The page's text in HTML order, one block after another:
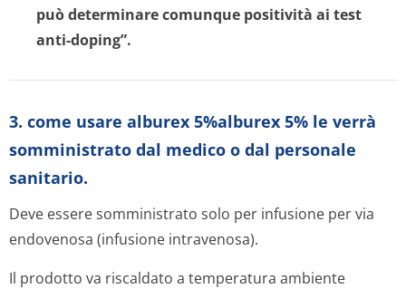
può determinare comunque positività ai test
anti-doping”.
3. come usare alburex 5%alburex 5% le verrà
somministrato dal medico o dal personale
sanitario.
Deve essere somministrato solo per infusione per via
endovenosa (infusione intravenosa).
Il prodotto va riscaldato a temperatura ambiente